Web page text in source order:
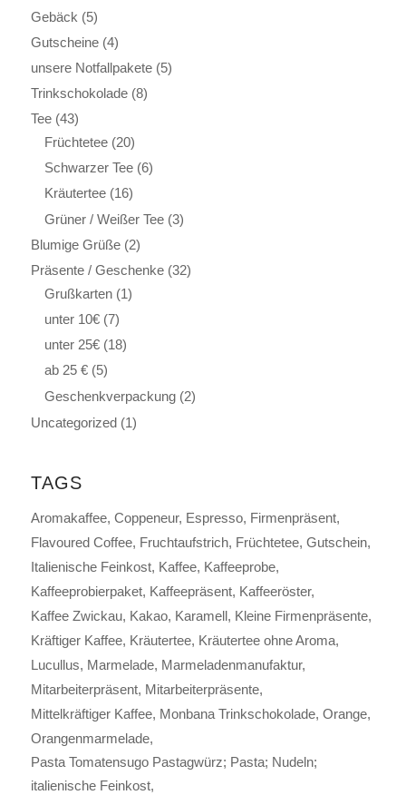
Gebäck (5)
Gutscheine (4)
unsere Notfallpakete (5)
Trinkschokolade (8)
Tee (43)
Früchtetee (20)
Schwarzer Tee (6)
Kräutertee (16)
Grüner / Weißer Tee (3)
Blumige Grüße (2)
Präsente / Geschenke (32)
Grußkarten (1)
unter 10€ (7)
unter 25€ (18)
ab 25 € (5)
Geschenkverpackung (2)
Uncategorized (1)
TAGS
Aromakaffee Coppeneur Espresso Firmenpräsent
Flavoured Coffee Fruchtaufstrich Früchtetee Gutschein
Italienische Feinkost Kaffee Kaffeeprobe
Kaffeeprobierpaket Kaffeepräsent Kaffeeröster
Kaffee Zwickau Kakao Karamell Kleine Firmenpräsente
Kräftiger Kaffee Kräutertee Kräutertee ohne Aroma
Lucullus Marmelade Marmeladenmanufaktur
Mitarbeiterpräsent Mitarbeiterpräsente
Mittelkräftiger Kaffee Monbana Trinkschokolade Orange
Orangenmarmelade
Pasta Tomatensugo Pastagwürz; Pasta; Nudeln;
italienische Feinkost